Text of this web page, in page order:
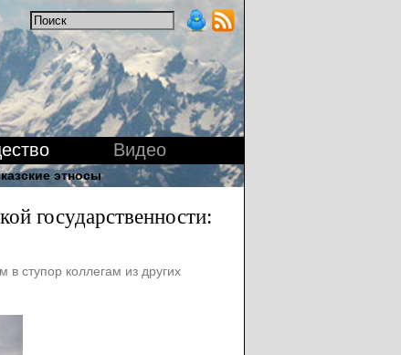
Видео
этносы
государственности:
ступор коллегам из других